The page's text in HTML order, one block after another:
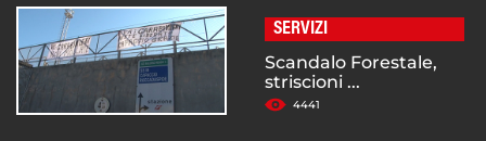
SERVIZI
Scandalo Forestale,
striscioni ...
4441